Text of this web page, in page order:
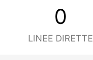
0
LINEE DIRETTE